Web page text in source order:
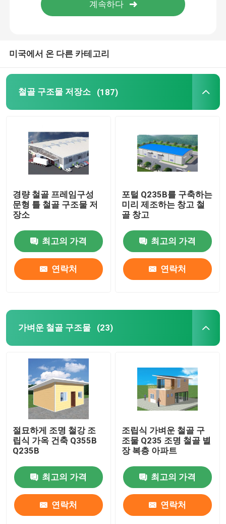
폴드형 컨테이너 의회
벤로 그라스 온실
미국에서 온 다른 카테고리
철골 구조물 저장소 (187)
경량 철골 프레임구성
문형 틀 철골 구조물 저
장소
최고의 가격
연락처
포털 Q235B를 구축하는
미리 제조하는 창고 철
골 창고
최고의 가격
연락처
가벼운 철골 구조물 (23)
절묘하게 조명 철강 조
립식 가옥 건축 Q355B
Q235B
최고의 가격
연락처
조립식 가벼운 철골 구
조물 Q235 조명 철골 별
장 복층 아파트
최고의 가격
연락처